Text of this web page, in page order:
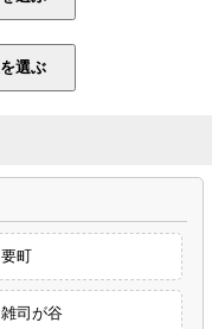
要町
雑司が谷